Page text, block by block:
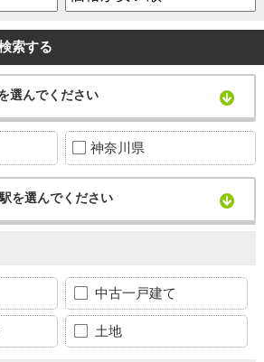
索する
選んでください
神奈川県
を選んでください
中古一戸建て
土地